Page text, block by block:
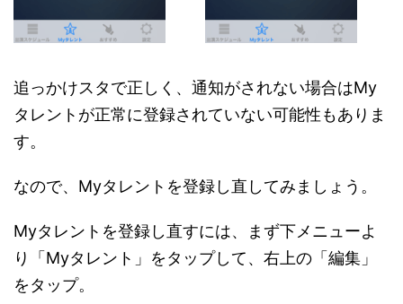
追っかけスタで正しく、通知がされない場合はMy
タレントが正常に登録されていない可能性もありま
す。
なので、Myタレントを登録し直してみましょう。
Myタレントを登録し直すには、まず下メニューよ
り「Myタレント」をタップして、右上の「編集」
をタップ。